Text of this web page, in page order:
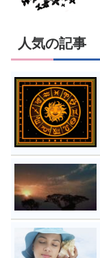
人気の記事